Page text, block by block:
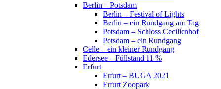
Berlin – Potsdam
Berlin – Festival of Lights
Berlin – ein Rundgang am Tag
Potsdam – Schloss Cecilienhof
Potsdam – ein Rundgang
Celle – ein kleiner Rundgang
Edersee – Füllstand 11 %
Erfurt
Erfurt – BUGA 2021
Erfurt Zoopark